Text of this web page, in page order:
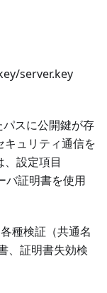
server.key
スに公開鍵が存
ュリティ通信を
設定項目
バ証明書を使用
種検証（共通名
、証明書失効検